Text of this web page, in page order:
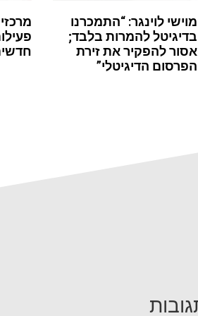
מוישי לוינגר: “התמכרנו
בדיגיטל להמרות בלבד;
אסור להפקיר את זירת
הפרסום הדיגיטלי”